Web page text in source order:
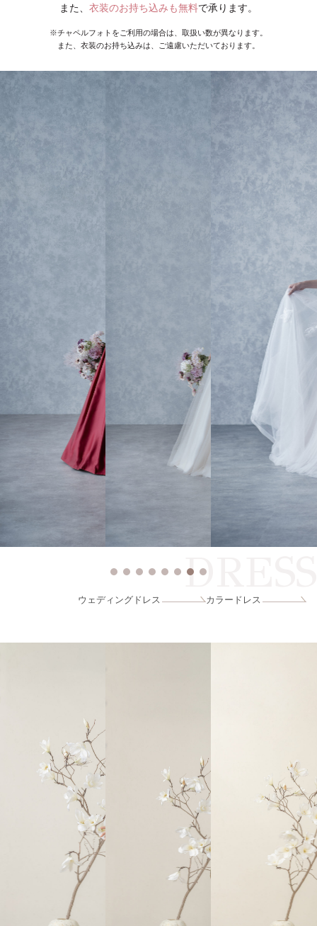
また、 衣装のお持ち込みも無料で承ります。
※チャペルフォトをご利用の場合は、取扱い数が異なります。
また、衣装のお持ち込みは、ご遠慮いただいております。
DRESS
ウェディングドレス カラードレス